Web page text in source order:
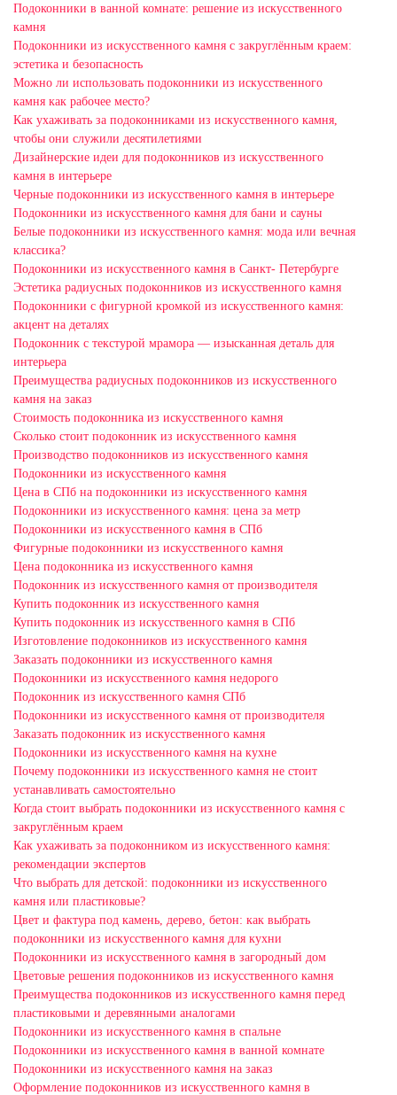
Подоконники в ванной комнате: решение из искусственного
камня
Подоконники из искусственного камня с закруглённым краем:
эстетика и безопасность
Можно ли использовать подоконники из искусственного
камня как рабочее место?
Как ухаживать за подоконниками из искусственного камня,
чтобы они служили десятилетиями
Дизайнерские идеи для подоконников из искусственного
камня в интерьере
Черные подоконники из искусственного камня в интерьере
Подоконники из искусственного камня для бани и сауны
Белые подоконники из искусственного камня: мода или вечная
классика?
Подоконники из искусственного камня в Санкт- Петербурге
Эстетика радиусных подоконников из искусственного камня
Подоконники с фигурной кромкой из искусственного камня:
акцент на деталях
Подоконник с текстурой мрамора — изысканная деталь для
интерьера
Преимущества радиусных подоконников из искусственного
камня на заказ
Стоимость подоконника из искусственного камня
Сколько стоит подоконник из искусственного камня
Производство подоконников из искусственного камня
Подоконники из искусственного камня
Цена в СПб на подоконники из искусственного камня
Подоконники из искусственного камня: цена за метр
Подоконники из искусственного камня в СПб
Фигурные подоконники из искусственного камня
Цена подоконника из искусственного камня
Подоконник из искусственного камня от производителя
Купить подоконник из искусственного камня
Купить подоконник из искусственного камня в СПб
Изготовление подоконников из искусственного камня
Заказать подоконники из искусственного камня
Подоконники из искусственного камня недорого
Подоконник из искусственного камня СПб
Подоконники из искусственного камня от производителя
Заказать подоконник из искусственного камня
Подоконники из искусственного камня на кухне
Почему подоконники из искусственного камня не стоит
устанавливать самостоятельно
Когда стоит выбрать подоконники из искусственного камня с
закруглённым краем
Как ухаживать за подоконником из искусственного камня:
рекомендации экспертов
Что выбрать для детской: подоконники из искусственного
камня или пластиковые?
Цвет и фактура под камень, дерево, бетон: как выбрать
подоконники из искусственного камня для кухни
Подоконники из искусственного камня в загородный дом
Цветовые решения подоконников из искусственного камня
Преимущества подоконников из искусственного камня перед
пластиковыми и деревянными аналогами
Подоконники из искусственного камня в спальне
Подоконники из искусственного камня в ванной комнате
Подоконники из искусственного камня на заказ
Оформление подоконников из искусственного камня в